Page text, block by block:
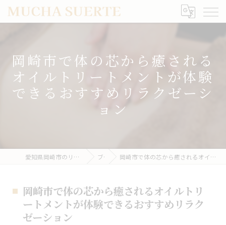
岡崎市で体の芯から癒される
オイルトリートメントが体験
できるおすすめリラクゼーシ
ョン
愛知県岡崎市のリラクゼーションならMUCHA SUERTE ブログ 岡崎市で体の芯から癒されるオイルトリートメントが体験できるおすすめリラクゼーション
岡崎市で体の芯から癒されるオイルトリ
ートメントが体験できるおすすめリラク
ゼーション